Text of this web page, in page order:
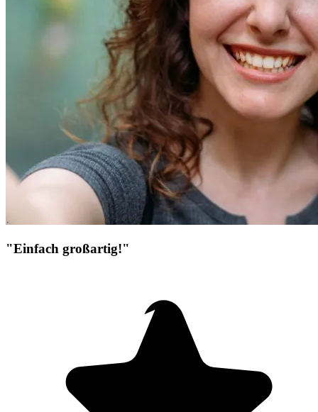
"Einfach großartig!"